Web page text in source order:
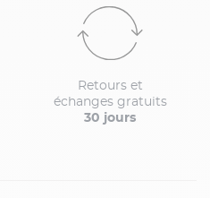
Retours et
échanges gratuits
30 jours